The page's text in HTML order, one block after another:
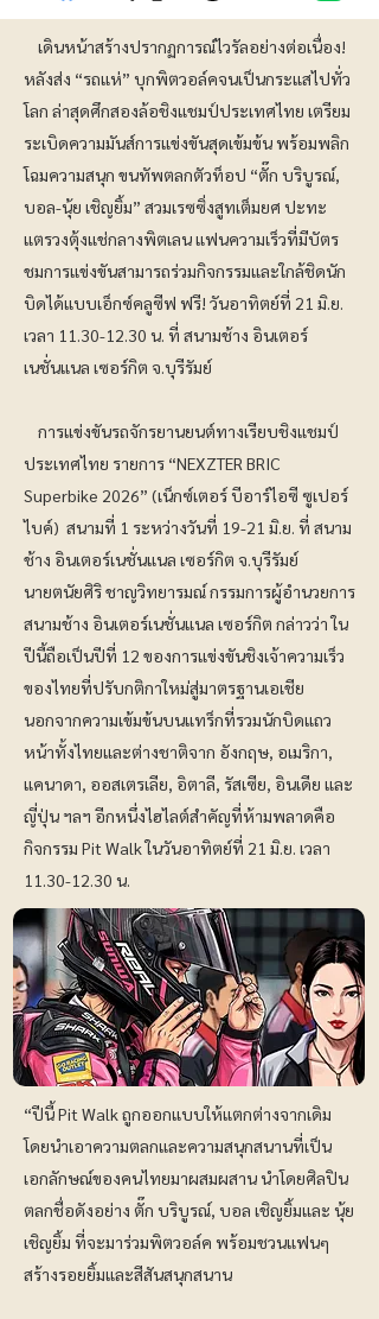
เดินหน้าสร้างปรากฏการณ์ไวรัลอย่างต่อเนื่อง!
หลังส่ง “รถแห่” บุกพิตวอล์คจนเป็นกระแสไปทั่ว
โลก ล่าสุดศึกสองล้อชิงแชมป์ประเทศไทย เตรียม
ระเบิดความมันส์การแข่งขันสุดเข้มข้น พร้อมพลิก
โฉมความสนุก ขนทัพตลกตัวท็อป “ตั๊ก บริบูรณ์,
บอล-นุ้ย เชิญยิ้ม” สวมเรซซิ่งสูทเต็มยศ ปะทะ
แตรวงตุ้งแช่กลางพิตเลน แฟนความเร็วที่มีบัตร
ชมการแข่งขันสามารถร่วมกิจกรรมและใกล้ชิดนัก
บิดได้แบบเอ็กซ์คลูซีฟ ฟรี! วันอาทิตย์ที่ 21 มิ.ย.
เวลา 11.30-12.30 น. ที่ สนามช้าง อินเตอร์
เนชั่นแนล เซอร์กิต จ.บุรีรัมย์
การแข่งขันรถจักรยานยนต์ทางเรียบชิงแชมป์
ประเทศไทย รายการ “NEXZTER BRIC
Superbike 2026” (เน็กซ์เตอร์ บีอาร์ไอซี ซูเปอร์
ไบค์) สนามที่ 1 ระหว่างวันที่ 19-21 มิ.ย. ที่ สนาม
ช้าง อินเตอร์เนชั่นแนล เซอร์กิต จ.บุรีรัมย์
นายตนัยศิริ ชาญวิทยารมณ์ กรรมการผู้อำนวยการ
สนามช้าง อินเตอร์เนชั่นแนล เซอร์กิต กล่าวว่า ใน
ปีนี้ถือเป็นปีที่ 12 ของการแข่งขันชิงเจ้าความเร็ว
ของไทยที่ปรับกติกาใหม่สู่มาตรฐานเอเชีย
นอกจากความเข้มข้นบนแทร็กที่รวมนักบิดแถว
หน้าทั้งไทยและต่างชาติจาก อังกฤษ, อเมริกา,
แคนาดา, ออสเตรเลีย, อิตาลี, รัสเซีย, อินเดีย และ
ญี่ปุ่น ฯลฯ อีกหนึ่งไฮไลต์สำคัญที่ห้ามพลาดคือ
กิจกรรม Pit Walk ในวันอาทิตย์ที่ 21 มิ.ย. เวลา
11.30-12.30 น.
“ปีนี้ Pit Walk ถูกออกแบบให้แตกต่างจากเดิม
โดยนำเอาความตลกและความสนุกสนานที่เป็น
เอกลักษณ์ของคนไทยมาผสมผสาน นำโดยศิลปิน
ตลกชื่อดังอย่าง ตั๊ก บริบูรณ์, บอล เชิญยิ้มและ นุ้ย
เชิญยิ้ม ที่จะมาร่วมพิตวอล์ค พร้อมชวนแฟนๆ
สร้างรอยยิ้มและสีสันสนุกสนาน